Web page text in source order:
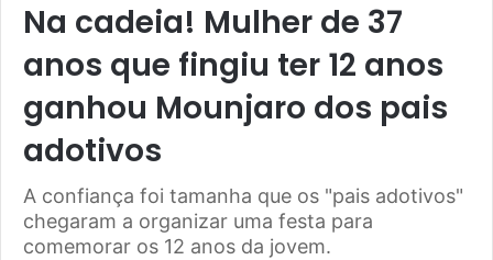
Na cadeia! Mulher de 37
anos que fingiu ter 12 anos
ganhou Mounjaro dos pais
adotivos
A confiança foi tamanha que os "pais adotivos"
chegaram a organizar uma festa para
comemorar os 12 anos da jovem.